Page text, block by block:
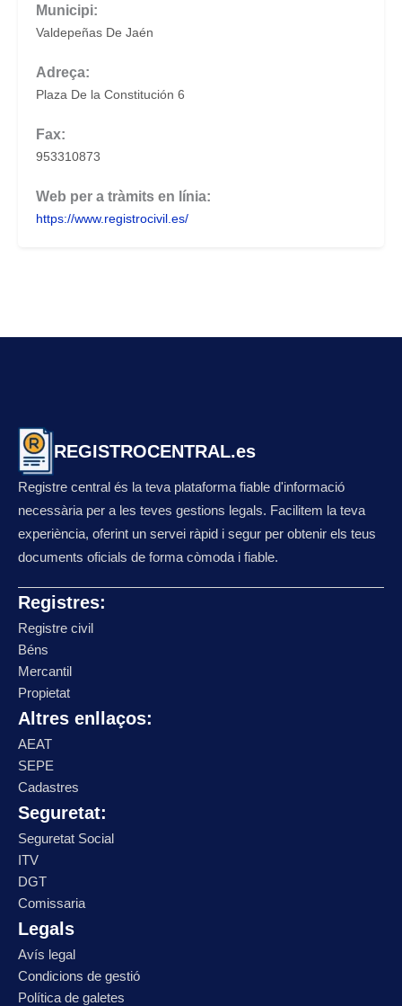
Municipi:
Valdepeñas De Jaén
Adreça:
Plaza De la Constitución 6
Fax:
953310873
Web per a tràmits en línia:
https://www.registrocivil.es/
REGISTROCENTRAL.es
Registre central és la teva plataforma fiable d'informació
necessària per a les teves gestions legals. Facilitem la teva
experiència, oferint un servei ràpid i segur per obtenir els teus
documents oficials de forma còmoda i fiable.
Registres:
Registre civil
Béns
Mercantil
Propietat
Altres enllaços:
AEAT
SEPE
Cadastres
Seguretat:
Seguretat Social
ITV
DGT
Comissaria
Legals
Avís legal
Condicions de gestió
Política de galetes